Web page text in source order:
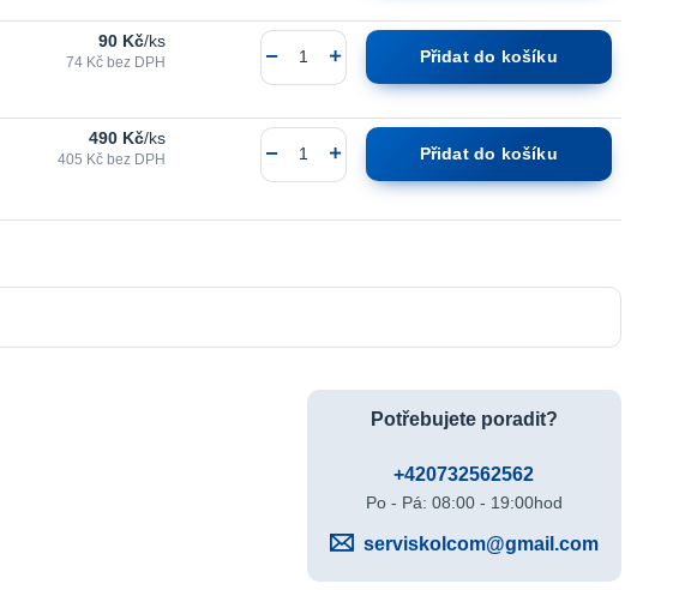
90 Kč/ks
74 Kč bez DPH Přidat do košíku
490 Kč/ks
405 Kč bez DPH Přidat do košíku
Potřebujete poradit?
+420732562562
Po - Pá: 08:00 - 19:00hod
serviskolcom@gmail.com